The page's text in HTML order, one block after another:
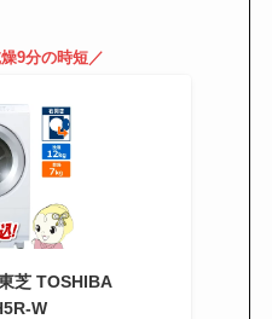
9分の時短／
芝 TOSHIBA
W